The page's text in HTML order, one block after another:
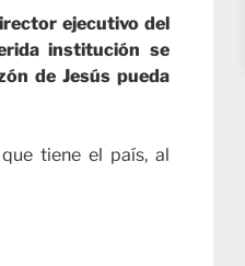
ejecutivo del
institución se
de Jesús pueda
tiene el país, al